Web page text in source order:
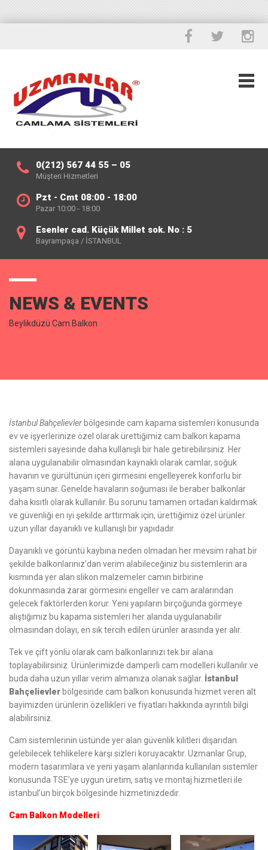
0(212) 567 44 55 – 05
Müşteri Hizmetleri
Pzt - Cmt 08:00 - 18:00
Pazar 10:00 - 18:00
Esenler cad. Küçük Millet sok. No : 5
Bayrampaşa / İSTANBUL
NEWS & EVENTS
Beylikdüzü Cam Balkon
İstanbul Bahçelievler bölgesinde cam kapama sistemleri konusunda
ev ve işyerlerinize özel olarak ürettiğimiz cam balkon kapama
sistemleri sayesinde daha kullanışlı bir hale getirebilirsiniz. Her
alana uygulanabilir olmasından kaynaklı olarak camlar, soğuk
havanın ve gürültünün içeri girmesini engelleyerek konforlu bir
yaşam sunar. Genelde havaların soğuması ile beraber balkonlar
daha kısıtlı olarak kullanılır. Bu sorunu tamamen ortadan kaldırmak
ve güvenliği en iyi şekilde arttırmak için, ürettiğimiz özel ürünler
uzun yıllar dayanıklı ve kullanışlı bir yapıdadır.
Dayanıklı ve görüntü kaybına neden olmadan her mevsim rahat bir
şekilde balkonlarınız’dan verim alabileceğiniz bu sistemlerin ara
kısmında yer alan slikon malzemeler camın birbirine
dokunmasında zarar görmesini engeller ve cam aralarından
gelecek faktörlerden korur. Yeni yapıların birçoğunda görmeye
alıştığımız bu kapama sistemleri her alanda uygulanabilir
olmasından dolayı, en sık tercih edilen ürünler arasında yer alır.
Tek ve çift yönlü olarak cam balkonlarınızı tek bir alana
toplayabilirsiniz. Ürünlerimizde damperli cam modelleri kullanılır ve
buda daha uzun yıllar verim almanıza olanak sağlar. İstanbul
Bahçelievler bölgesinde cam balkon konusunda hizmet veren alt
bayimizden ürünlerin özellikleri ve fiyatları hakkında ayrıntılı bilgi
alabilirsiniz.
Cam sistemlerinin üstünde yer alan güvenlik kilitleri dışarıdan
gelebilecek tehlikelere karşı sizleri koruyacaktır. Uzmanlar Grup,
modern tasarımlara ve yeni yaşam alanlarında kullanılan sistemler
konusunda TSE’ye uygun üretim, satış ve montaj hizmetleri ile
istanbul’un birçok bölgesinde hizmetinizdedir.
Cam Balkon Modelleri